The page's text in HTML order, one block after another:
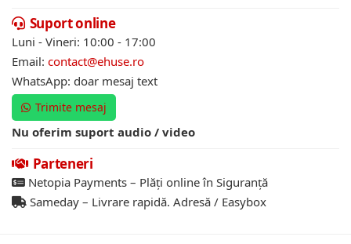
Suport online
Luni - Vineri: 10:00 - 17:00
Email: contact@ehuse.ro
WhatsApp: doar mesaj text
Trimite mesaj
Nu oferim suport audio / video
Parteneri
Netopia Payments – Plăți online în Siguranță
Sameday – Livrare rapidă. Adresă / Easybox